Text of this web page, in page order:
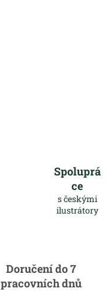
Spoluprá
ce
s českými
ilustrátory
Doručení do 7
pracovních dnů